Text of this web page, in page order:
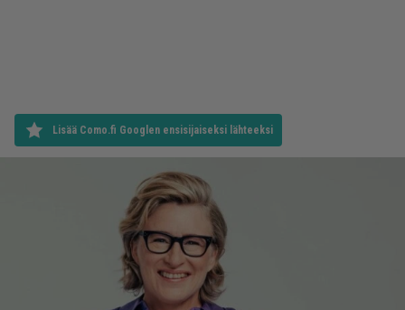
Lisää Como.fi Googlen ensisijaiseksi lähteeksi